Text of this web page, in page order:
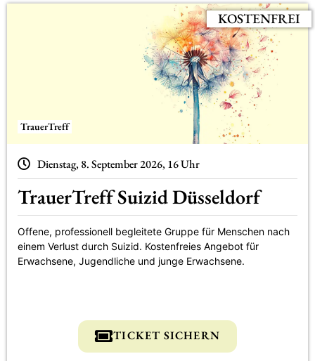
KOSTENFREI
TrauerTreff
Dienstag, 8. September 2026, 16 Uhr
TrauerTreff Suizid Düsseldorf
Offene, professionell begleitete Gruppe für Menschen nach
einem Verlust durch Suizid. Kostenfreies Angebot für
Erwachsene, Jugendliche und junge Erwachsene.
TICKET SICHERN